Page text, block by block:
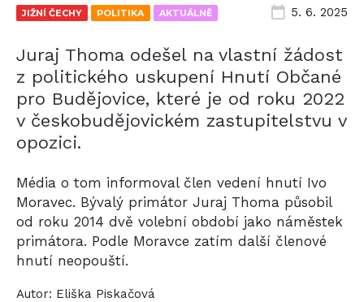
JIŽNÍ ČECHY POLITIKA AKTUÁLNĚ 5. 6. 2025
Juraj Thoma odešel na vlastní žádost
z politického uskupení Hnutí Občané
pro Budějovice, které je od roku 2022
v českobudějovickém zastupitelstvu v
opozici.
Média o tom informoval člen vedení hnutí Ivo
Moravec. Bývalý primátor Juraj Thoma působil
od roku 2014 dvě volební období jako náměstek
primátora. Podle Moravce zatím další členové
hnutí neopouští.
Autor: Eliška Piskačová